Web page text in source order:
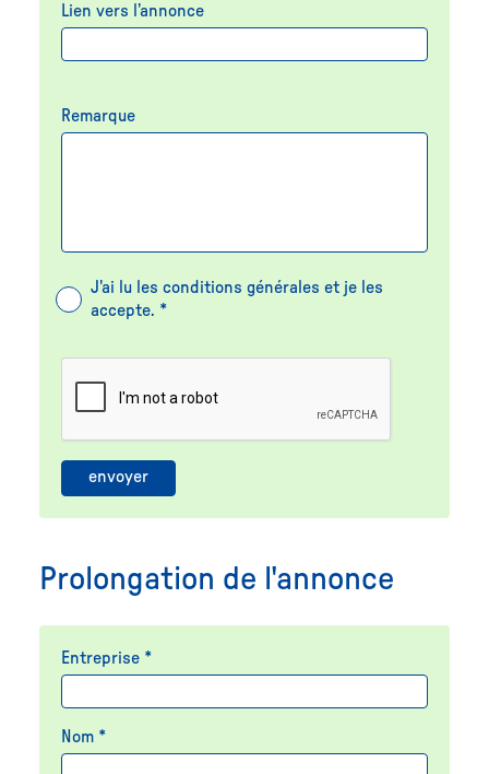
Lien vers l’annonce
Remarque
J'ai lu les conditions générales et je les
accepte. *
Prolongation de l'annonce
Entreprise *
Nom *